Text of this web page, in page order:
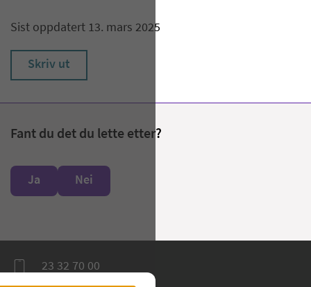
Sist oppdatert 13. mars 2025
Skriv ut
Fant du det du lette etter?
Ja Nei